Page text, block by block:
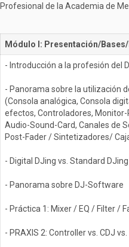
Profesional de la Academia de
Módulo I: Presentación/
- Introducción a la profesión del
- Panorama sobre la utilización
(Consola analógica, Consola
efectos, Controladores, Monitor-
Audio-Sound-Card, Canales de
Post-Fader / Sintetizadores/
- Digital DJing vs. Standard DJing
- Panorama sobre DJ-Software
- Práctica 1: Mixer / EQ / Filter /
- PRAXIS 2: Controller vs. CDJ